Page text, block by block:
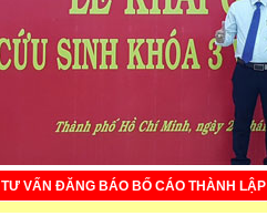
TƯ VẤN ĐĂNG BÁO BỐ CÁO THÀNH LẬP